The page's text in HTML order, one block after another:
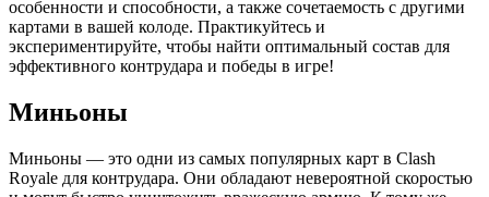
особенности и способности, а также сочетаемость с другими
картами в вашей колоде. Практикуйтесь и
экспериментируйте, чтобы найти оптимальный состав для
эффективного контрудара и победы в игре!
Миньоны
Миньоны — это одни из самых популярных карт в Clash
Royale для контрудара. Они обладают невероятной скоростью